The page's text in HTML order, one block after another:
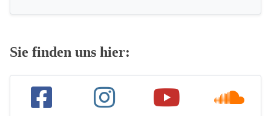
Sie finden uns hier: